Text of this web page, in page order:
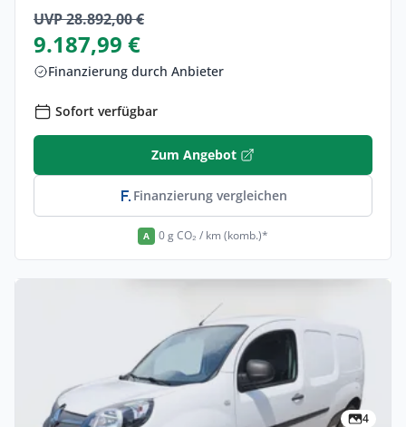
UVP 28.892,00 €
9.187,99 €
Finanzierung durch Anbieter
Sofort verfügbar
Zum Angebot
Finanzierung vergleichen
A 0 g CO₂ / km (komb.)*
4